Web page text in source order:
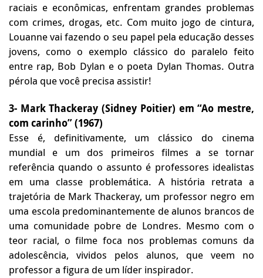
raciais e econômicas, enfrentam grandes problemas
com crimes, drogas, etc. Com muito jogo de cintura,
Louanne vai fazendo o seu papel pela educação desses
jovens, como o exemplo clássico do paralelo feito
entre rap, Bob Dylan e o poeta Dylan Thomas. Outra
pérola que você precisa assistir!
3- Mark Thackeray (Sidney Poitier) em “Ao mestre,
com carinho” (1967)
Esse é, definitivamente, um clássico do cinema
mundial e um dos primeiros filmes a se tornar
referência quando o assunto é professores idealistas
em uma classe problemática. A história retrata a
trajetória de Mark Thackeray, um professor negro em
uma escola predominantemente de alunos brancos de
uma comunidade pobre de Londres. Mesmo com o
teor racial, o filme foca nos problemas comuns da
adolescência, vividos pelos alunos, que veem no
professor a figura de um líder inspirador.